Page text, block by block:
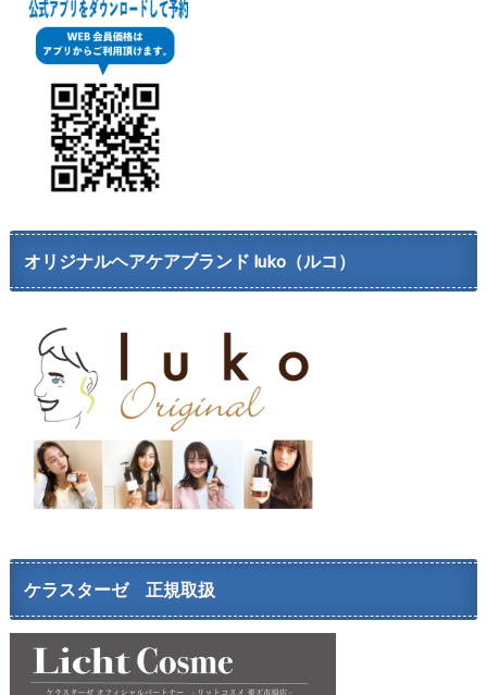
オリジナルヘアケアブランド luko（ルコ）
ケラスターゼ 正規取扱